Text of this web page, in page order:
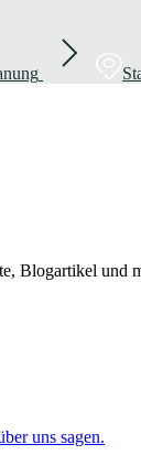
Blogartikel und
uns sagen.